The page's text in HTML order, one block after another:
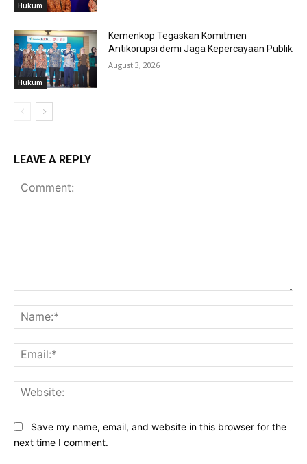
Hukum
Hukum
Kemenkop Tegaskan Komitmen
Antikorupsi demi Jaga Kepercayaan Publik
August 3, 2026
LEAVE A REPLY
Save my name, email, and website in this browser for the
next time I comment.